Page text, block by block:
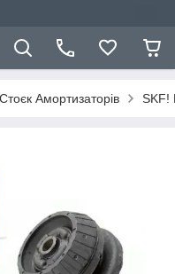
Амортизаторів SKF!